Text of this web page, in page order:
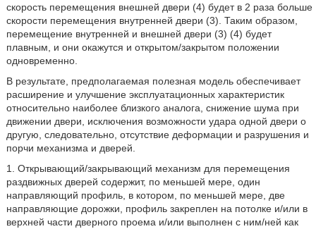
скорость перемещения внешней двери (4) будет в 2 раза больше
скорости перемещения внутренней двери (3). Таким образом,
перемещение внутренней и внешней двери (3) (4) будет
плавным, и они окажутся и открытом/закрытом положении
одновременно.
В результате, предполагаемая полезная модель обеспечивает
расширение и улучшение эксплуатационных характеристик
относительно наиболее близкого аналога, снижение шума при
движении двери, исключения возможности удара одной двери о
другую, следовательно, отсутствие деформации и разрушения и
порчи механизма и дверей.
1. Открывающий/закрывающий механизм для перемещения
раздвижных дверей содержит, по меньшей мере, один
направляющий профиль, в котором, по меньшей мере, две
направляющие дорожки, профиль закреплен на потолке и/или в
верхней части дверного проема и/или выполнен с ним/ней как